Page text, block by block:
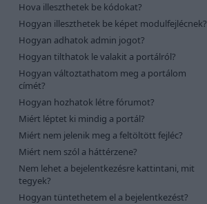
Hova illeszthetek be kódokat?
Hogyan illeszthetek be képet modulfejlécnek?
Hogyan adhatok admin jogot?
Hogyan tilthatok le valakit a portálról?
Hogyan változtathatom meg a portálom
címét?
Hogyan hozhatok létre fórumot?
Miért léptet ki mindig a portál?
Miért nem jelenik meg a feltöltött fejléc?
Miért nem szól a háttérzene?
Nem lehet a bejelentkezésre kattintani, mit
tegyek?
Hogyan tüntethetem el a bejelentkezést?